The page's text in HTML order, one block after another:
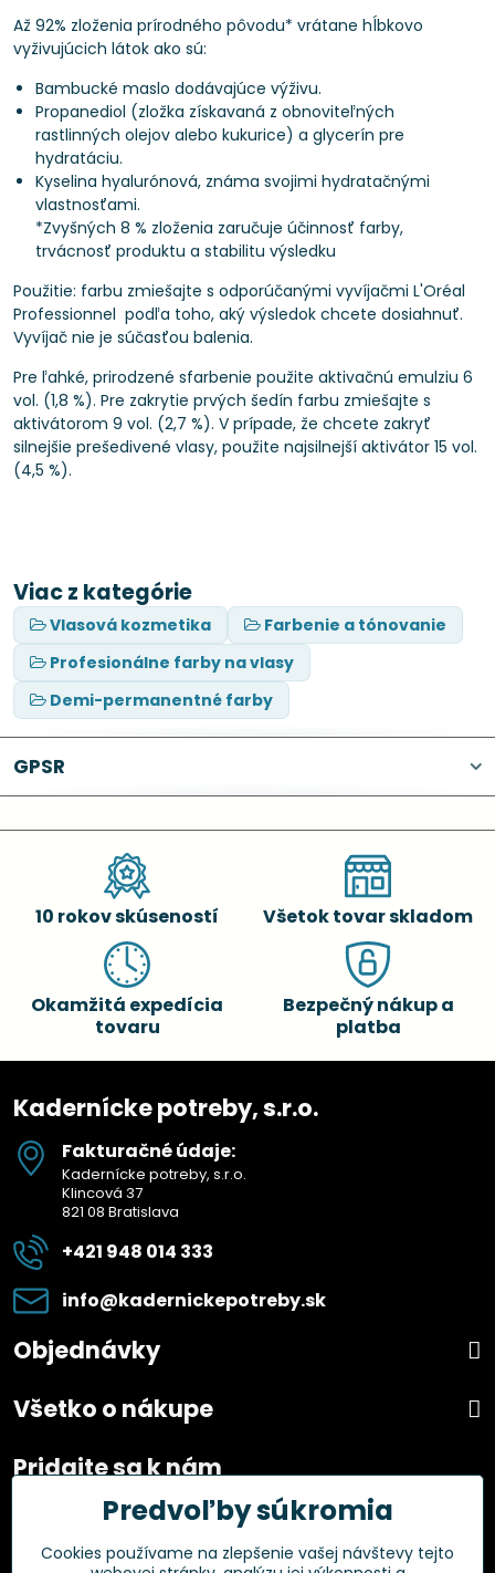
Až 92% zloženia prírodného pôvodu* vrátane hĺbkovo
vyživujúcich látok ako sú:
Bambucké maslo dodávajúce výživu.
Propanediol (zložka získavaná z obnoviteľných
rastlinných olejov alebo kukurice) a glycerín pre
hydratáciu.
Kyselina hyalurónová, známa svojimi hydratačnými
vlastnosťami.
*Zvyšných 8 % zloženia zaručuje účinnosť farby,
trvácnosť produktu a stabilitu výsledku
Použitie: farbu zmiešajte s odporúčanými vyvíjačmi L'Oréal
Professionnel podľa toho, aký výsledok chcete dosiahnuť.
Vyvíjač nie je súčasťou balenia.
Pre ľahké, prirodzené sfarbenie použite aktivačnú emulziu 6
vol. (1,8 %). Pre zakrytie prvých šedín farbu zmiešajte s
aktivátorom 9 vol. (2,7 %). V prípade, že chcete zakryť
silnejšie prešedivené vlasy, použite najsilnejší aktivátor 15 vol.
(4,5 %).
Viac z kategórie
Vlasová kozmetika
Farbenie a tónovanie
Profesionálne farby na vlasy
Demi-permanentné farby
GPSR
10 rokov skúseností Všetok tovar skladom
Okamžitá expedícia
tovaru
Bezpečný nákup a
platba
Kadernícke potreby, s.r.o.
Fakturačné údaje:
Kadernícke potreby, s.r.o.
Klincová 37
821 08 Bratislava
+421 948 014 333
info​@kadernickepotreby​.sk
Objednávky
Všetko o nákupe
Pridajte sa k nám
FacebookPredvoľby súkromia
Cookies používame na zlepšenie vašej návštevy tejto